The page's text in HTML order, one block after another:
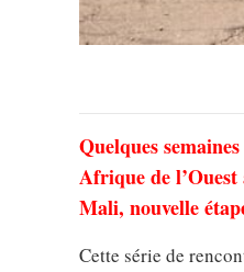
Quelques
Afrique de
Mali, nouvelle
Cette série de